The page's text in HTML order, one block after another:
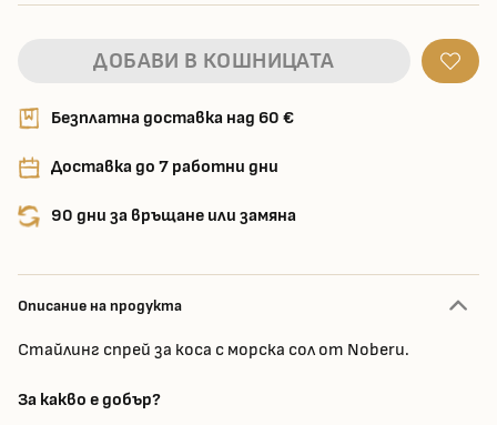
ДОБАВИ В КОШНИЦАТА
Безплатна доставка над 60 €
Доставка до 7 работни дни
90 дни за връщане или замяна
Описание на продукта
Стайлинг спрей за коса с морска сол от Noberu.
За какво е добър?